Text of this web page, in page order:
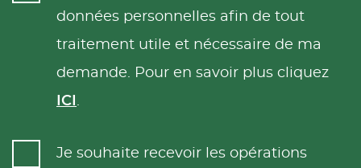
données personnelles afin de tout
traitement utile et nécessaire de ma
demande. Pour en savoir plus cliquez
ICI .
Je souhaite recevoir les opérations